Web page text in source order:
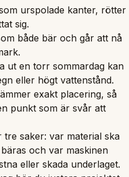
urspolade kanter, rötter
sig.
både bär och går att nå
ut en torr sommardag kan
eller högt vattenstånd.
exakt placering, så
punkt som är svår att
saker: var material ska
och var maskinen
eller skada underlaget.